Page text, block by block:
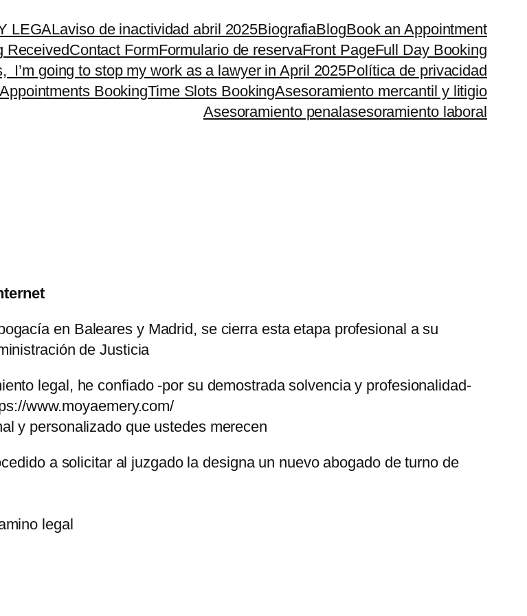
LEGALaviso de inactividad abril 2025BiografiaBlogBook an Appointment
ReceivedContact FormFormulario de reservaFront PageFull Day Booking
I’m going to stop my work as a lawyer in April 2025Política de privacidad
BookingTime Slots BookingAsesoramiento mercantil y litigio
Asesoramiento penalasesoramiento laboral
en Baleares y Madrid, se cierra esta etapa profesional a su
de Justicia
legal, he confiado -por su demostrada solvencia y profesionalidad-
www.moyaemery.com/
y personalizado que ustedes merecen
a solicitar al juzgado la designa un nuevo abogado de turno de
legal